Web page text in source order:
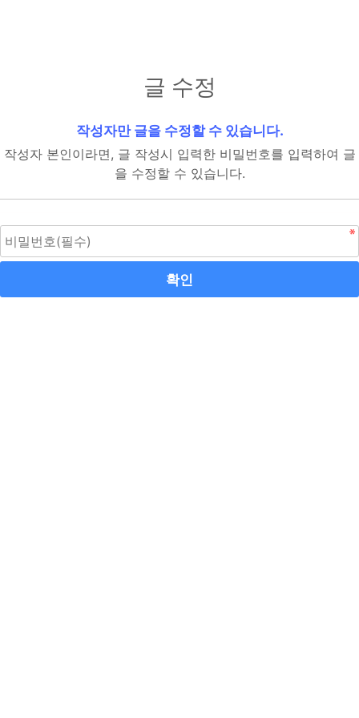
글 수정
작성자만 글을 수정할 수 있습니다.
작성자 본인이라면, 글 작성시 입력한 비밀번호를 입력하여 글
을 수정할 수 있습니다.